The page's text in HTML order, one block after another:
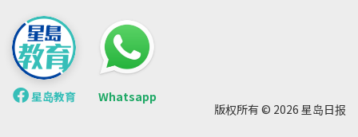
星岛教育
Whatsapp
版权所有 © 2026 星岛日报